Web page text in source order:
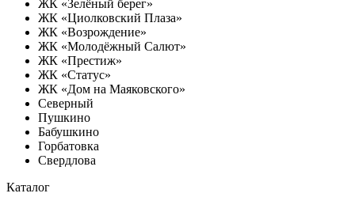
ЖК «Зелёный берег»
ЖК «Циолковский Плаза»
ЖК «Возрождение»
ЖК «Молодёжный Салют»
ЖК «Престиж»
ЖК «Статус»
ЖК «Дом на Маяковского»
Северный
Пушкино
Бабушкино
Горбатовка
Свердлова
Каталог